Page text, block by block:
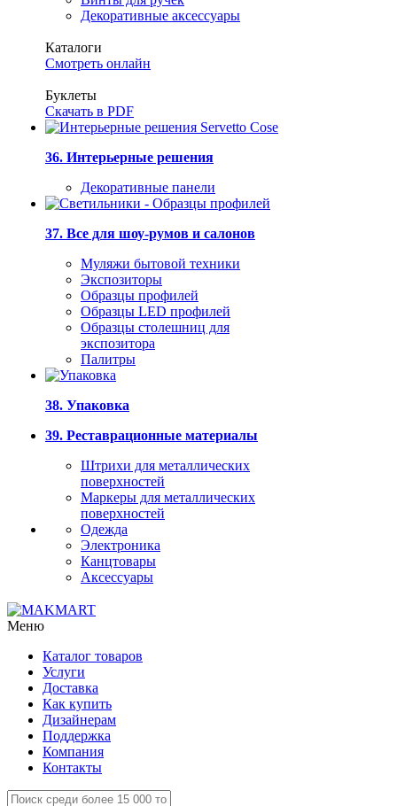
Декоративные аксессуары
Каталоги
Смотреть онлайн
Буклеты
Скачать в PDF
36. Интерьерные решения
Декоративные панели
37. Все для шоу-румов и салонов
Муляжи бытовой техники
Экспозиторы
Образцы профилей
Образцы LED профилей
Образцы столешниц для
экспозитора
Палитры
38. Упаковка
39. Реставрационные материалы
Штрихи для металлических
поверхностей
Маркеры для металлических
поверхностей
Одежда
Электроника
Канцтовары
Аксессуары
Меню
Каталог товаров
Услуги
Доставка
Как купить
Дизайнерам
Поддержка
Компания
Контакты